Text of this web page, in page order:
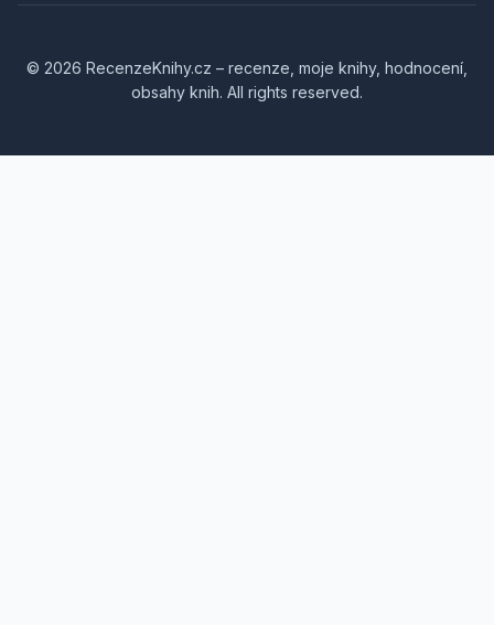
© 2026 RecenzeKnihy.cz – recenze, moje knihy, hodnocení,
obsahy knih. All rights reserved.